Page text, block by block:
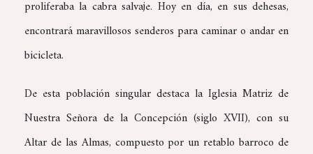
proliferaba la cabra salvaje. Hoy en día, en sus dehesas,
encontrará maravillosos senderos para caminar o andar en
bicicleta.
De esta población singular destaca la Iglesia Matriz de
Nuestra Señora de la Concepción (siglo XVII), con su
Altar de las Almas, compuesto por un retablo barroco de